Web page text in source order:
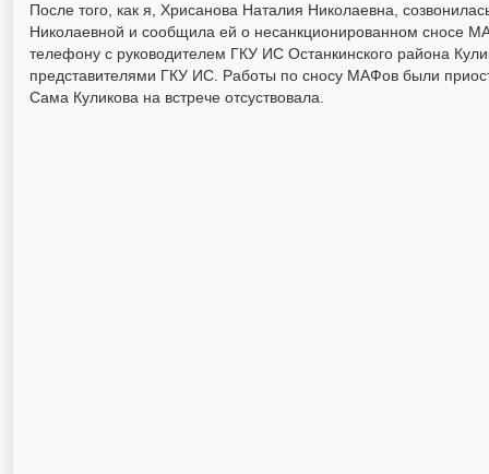
После того, как я, Хрисанова Наталия Николаевна,
Николаевной и сообщила ей о несанкционированном сносе
телефону с руководителем ГКУ ИС Останкинского района
представителями ГКУ ИС. Работы по сносу МАФов были
Сама Куликова на встрече отсуствовала.